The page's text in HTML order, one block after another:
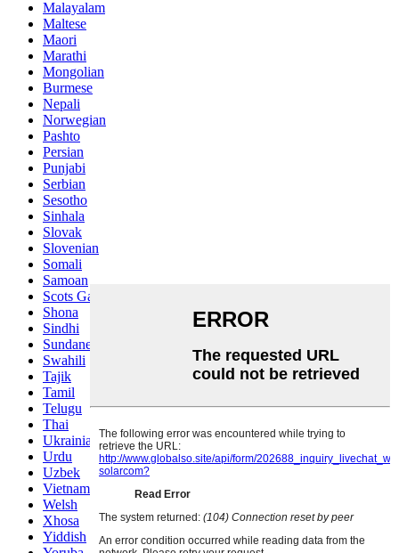
Malayalam
Maltese
Maori
Marathi
Mongolian
Burmese
Nepali
Norwegian
Pashto
Persian
Punjabi
Serbian
Sesotho
Sinhala
Slovak
Slovenian
Somali
Samoan
Scots Gaelic
Shona
Sindhi
Sundanese
Swahili
Tajik
Tamil
Telugu
Thai
Ukrainian
Urdu
Uzbek
Vietnamese
Welsh
Xhosa
Yiddish